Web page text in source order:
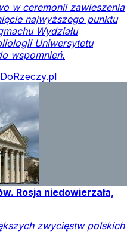
w ceremonii zawieszenia
najwyższego punktu
Wydziału
Uniwersytetu
wspomnień.
Rosja niedowierzała,
zwycięstw polskich